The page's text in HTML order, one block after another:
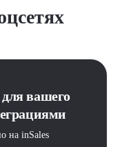
для вашего
на inSales